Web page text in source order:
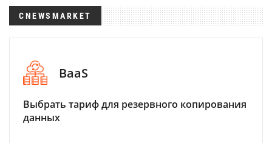
CNEWSMARKET
BaaS
Выбрать тариф для резервного копирования
данных